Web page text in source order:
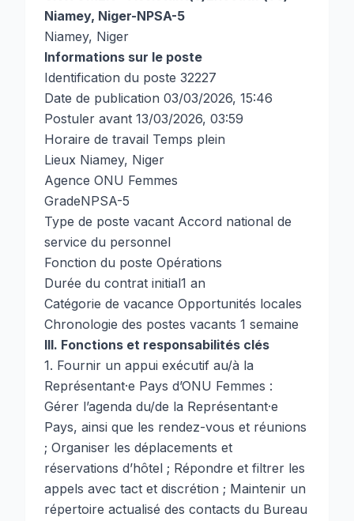
Niamey, Niger-NPSA-5
Niamey, Niger
Informations sur le poste
Identification du poste 32227
Date de publication 03/03/2026, 15:46
Postuler avant 13/03/2026, 03:59
Horaire de travail Temps plein
Lieux Niamey, Niger
Agence ONU Femmes
GradeNPSA-5
Type de poste vacant Accord national de
service du personnel
Fonction du poste Opérations
Durée du contrat initial1 an
Catégorie de vacance Opportunités locales
Chronologie des postes vacants 1 semaine
III. Fonctions et responsabilités clés
1. Fournir un appui exécutif au/à la
Représentant·e Pays d’ONU Femmes :
Gérer l’agenda du/de la Représentant·e
Pays, ainsi que les rendez-vous et réunions
; Organiser les déplacements et
réservations d’hôtel ; Répondre et filtrer les
appels avec tact et discrétion ; Maintenir un
répertoire actualisé des contacts du Bureau